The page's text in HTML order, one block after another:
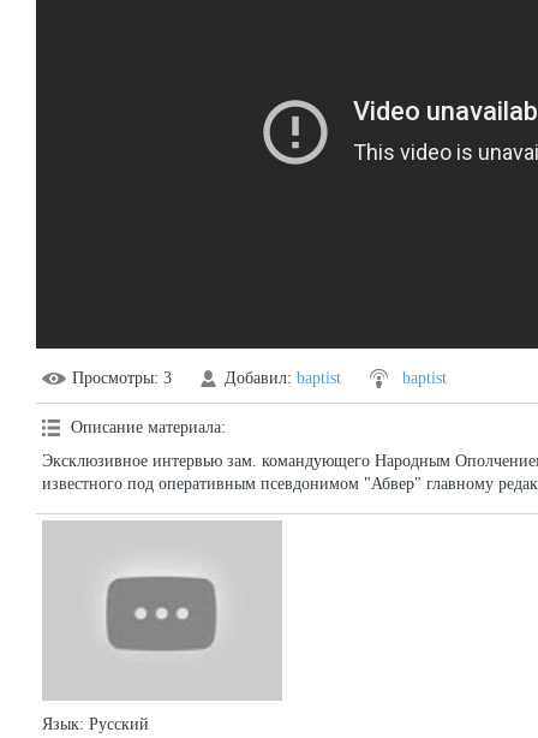
Просмотры: 3 Добавил: baptist baptist
Описание материала:
Эксклюзивное интервью зам. командующего Народным
известного под оперативным псевдонимом "Абвер" главному
Язык: Русский